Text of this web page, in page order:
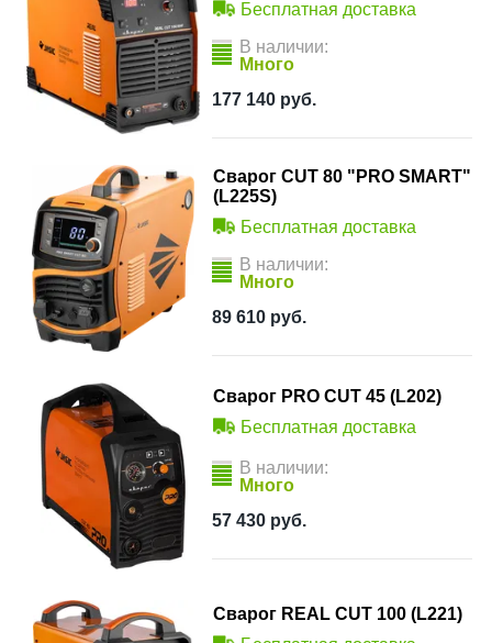
Бесплатная доставка
В наличии:
Много
177 140 руб.
Сварог CUT 80 "PRO SMART"
(L225S)
Бесплатная доставка
В наличии:
Много
89 610 руб.
Сварог PRO CUT 45 (L202)
Бесплатная доставка
В наличии:
Много
57 430 руб.
Сварог REAL CUT 100 (L221)